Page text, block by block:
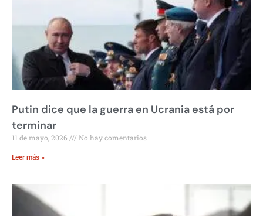
Putin dice que la guerra en Ucrania está por
terminar
11 de mayo, 2026 No hay comentarios
Leer más »